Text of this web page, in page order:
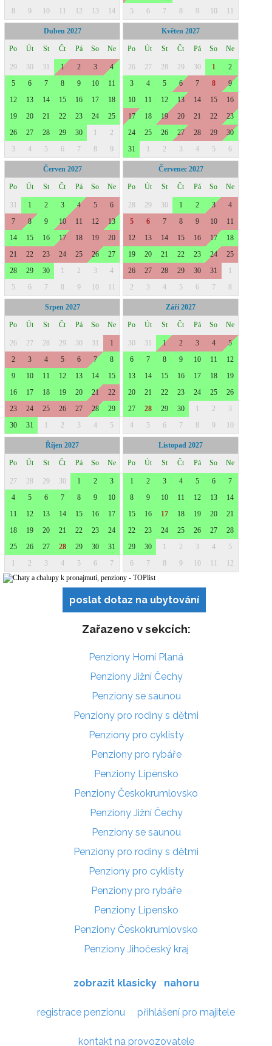
poslat dotaz na ubytování
Zařazeno v sekcích:
Penziony Horní Planá
Penziony Jižní Čechy
Penziony se saunou
Penziony pro rodiny s dětmi
Penziony pro cyklisty
Penziony pro rybáře
Penziony Lipensko
Penziony Českokrumlovsko
Penziony Jižní Čechy
Penziony se saunou
Penziony pro rodiny s dětmi
Penziony pro cyklisty
Penziony pro rybáře
Penziony Lipensko
Penziony Českokrumlovsko
Penziony Jihočeský kraj
zobrazit klasicky nahoru
registrace penzionu přihlášení pro majitele
kontakt na provozovatele